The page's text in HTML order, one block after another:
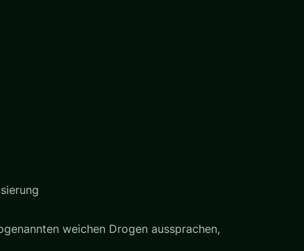
weichen Drogen aussprachen,